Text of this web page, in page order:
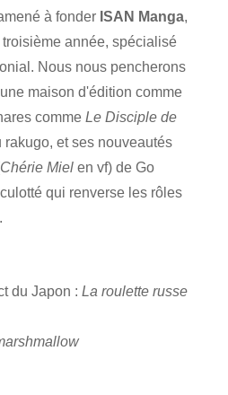
à fonder ISAN Manga,
année, spécialisé
Nous nous pencherons
maison d'édition comme
comme Le Disciple de
rakugo, et ses nouveautés
Chérie Miel en vf) de Go
qui renverse les rôles
du Japon : La roulette russe